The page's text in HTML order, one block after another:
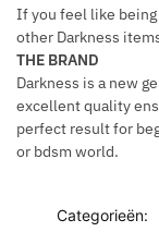
If you feel like
other Darkness
THE BRAND
Darkness is a new
excellent quality
perfect result for
or bdsm world.
Categorieën: